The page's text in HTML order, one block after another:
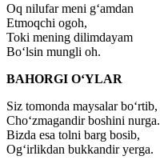
Oq nilufar meni g‘amdan
Etmoqchi ogoh,
Toki mening dilimdayam
Bo‘lsin mungli oh.
BAHORGI O‘YLAR
Siz tomonda maysalar bo‘rtib,
Cho‘zmagandir boshini nurga.
Bizda esa tolni barg bosib,
Og‘irlikdan bukkandir yerga.